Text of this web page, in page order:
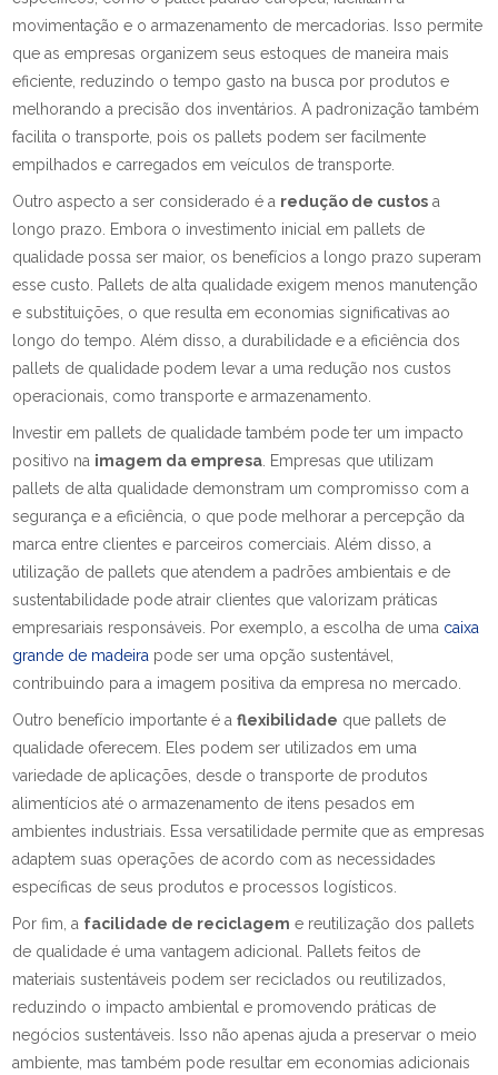
movimentação e o armazenamento de mercadorias. Isso permite
que as empresas organizem seus estoques de maneira mais
eficiente, reduzindo o tempo gasto na busca por produtos e
melhorando a precisão dos inventários. A padronização também
facilita o transporte, pois os pallets podem ser facilmente
empilhados e carregados em veículos de transporte.
Outro aspecto a ser considerado é a redução de custos a
longo prazo. Embora o investimento inicial em pallets de
qualidade possa ser maior, os benefícios a longo prazo superam
esse custo. Pallets de alta qualidade exigem menos manutenção
e substituições, o que resulta em economias significativas ao
longo do tempo. Além disso, a durabilidade e a eficiência dos
pallets de qualidade podem levar a uma redução nos custos
operacionais, como transporte e armazenamento.
Investir em pallets de qualidade também pode ter um impacto
positivo na imagem da empresa . Empresas que utilizam
pallets de alta qualidade demonstram um compromisso com a
segurança e a eficiência, o que pode melhorar a percepção da
marca entre clientes e parceiros comerciais. Além disso, a
utilização de pallets que atendem a padrões ambientais e de
sustentabilidade pode atrair clientes que valorizam práticas
empresariais responsáveis. Por exemplo, a escolha de uma caixa
grande de madeira pode ser uma opção sustentável,
contribuindo para a imagem positiva da empresa no mercado.
Outro benefício importante é aflexibilidade que pallets de
qualidade oferecem. Eles podem ser utilizados em uma
variedade de aplicações, desde o transporte de produtos
alimentícios até o armazenamento de itens pesados em
ambientes industriais. Essa versatilidade permite que as empresas
adaptem suas operações de acordo com as necessidades
específicas de seus produtos e processos logísticos.
Por fim, a facilidade de reciclagem e reutilização dos pallets
de qualidade é uma vantagem adicional. Pallets feitos de
materiais sustentáveis podem ser reciclados ou reutilizados,
reduzindo o impacto ambiental e promovendo práticas de
negócios sustentáveis. Isso não apenas ajuda a preservar o meio
ambiente, mas também pode resultar em economias adicionais